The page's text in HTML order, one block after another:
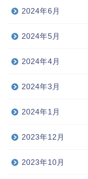
2024年6月
2024年5月
2024年4月
2024年3月
2024年1月
2023年12月
2023年10月